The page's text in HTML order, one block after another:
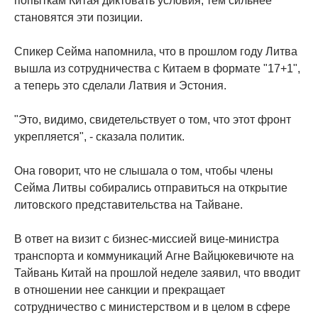
становятся эти позиции.
Спикер Сейма напомнила, что в прошлом году Литва
вышла из сотрудничества с Китаем в формате "17+1",
а теперь это сделали Латвия и Эстония.
"Это, видимо, свидетельствует о том, что этот фронт
укрепляется", - сказала политик.
Она говорит, что не слышала о том, чтобы члены
Сейма Литвы собирались отправиться на открытие
литовского представительства на Тайване.
В ответ на визит с бизнес-миссией вице-министра
транспорта и коммуникаций Агне Вайцюкевичюте на
Тайвань Китай на прошлой неделе заявил, что вводит
в отношении нее санкции и прекращает
сотрудничество с министерством и в целом в сфере